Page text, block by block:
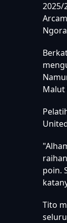
2025/
Malut
poin.
Tito